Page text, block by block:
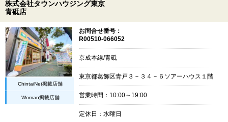
株式会社タウンハウジング東京
青砥店
ChintaiNet掲載店舗
Woman掲載店舗
お問合せ番号：
R00510-066052
京成本線/青砥
東京都葛飾区青戸３－３４－６ソアーハウス１階
営業時間：10:00～19:00
定休日：水曜日